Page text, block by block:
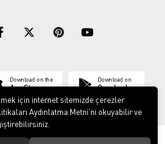
Download on the
App Store
Download on
Google play
Ekipmanları. Tüm hakları saklıdır.
için internet sitemizde çerezler
Aydınlatma Metni’ni okuyabilir ve